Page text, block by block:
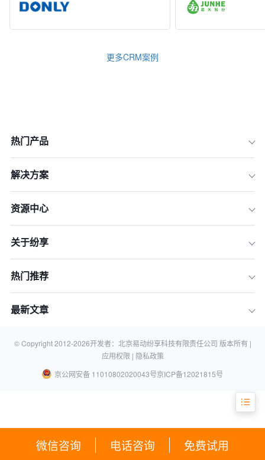
微信咨询 电话咨询 免费试用
更多CRM案例
热门产品
解决方案
资源中心
关于纷享
热门推荐
最新文章
© Copyright 2012-2026开发者：北京易动纷享科技有限责任公司 版本所有 |
应用权限 | 隐私政策
京公网安备 11010802020043号京ICP备12021815号